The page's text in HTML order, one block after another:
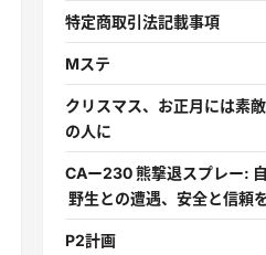
特定商取引法記載事項
Mステ
クリスマス、お正月には素
の人に
CAー230 熊撃退スプレー:
野生との遭遇、安全と信頼
P2計画